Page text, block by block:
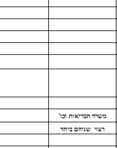
משרד הבריאות וכו'
רצוי שניהם ביחד